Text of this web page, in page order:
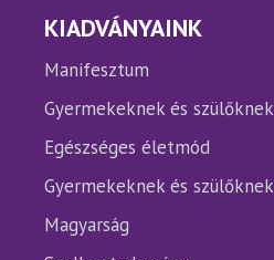
KIADVÁNYAINK
Manifesztum
Gyermekeknek és szülőknek
Egészséges életmód
Gyermekeknek és szülőknek
Magyarság